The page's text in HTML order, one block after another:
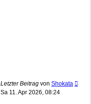
Letzter Beitrag von Shokata
Sa 11. Apr 2026, 08:24